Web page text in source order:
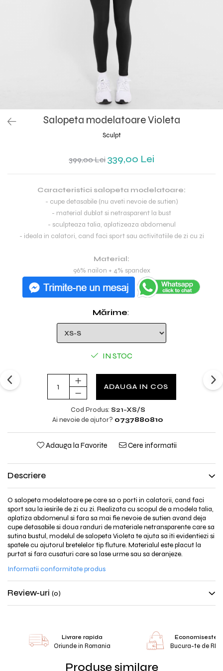
Salopeta modelatoare Violeta
Sculpt
399,00 Lei 339,00 Lei
Caracteristici salopeta modelatoare:
- cupe detasabile (nu aveti nevoie de sutien)
- material dublat si netrasparent la bust
- sculpteaza talia, aplatizeaza abdomenul
- ideala in calatori, cand faci sport sau activitatiile de zi cu zi
Material:
96% nailon + 4% spandex
Mărime:
IN STOC
ADAUGA IN COS
Cod Produs: S21-XS/S
Ai nevoie de ajutor? 0737880810
Adauga la Favorite Cere informatii
Descriere
O salopeta modelatoare pe care sa o porti in calatorii, cand faci
sport sau la iesirile de zi cu zi. Realizata cu scopul de a modela talia,
aplatiza abdomenul si fara sa mai fie nevoie de sutien avand deja
cupe detasabile si doua randuri de materiale netransparente care sa
sutina bustul, modelul de salopeta Violeta te ajuta sa iti evidentiezi si
spatele cu ajutorul bretelelor tip fluture. Materialul este placut la
purtat si fara cusaturi care sa lase urme sau sa deranjeze.
Informatii conformitate produs
Review-uri (0)
Livrare rapida
Oriunde in Romania
Economiseste
Bucura-te de
Produse similare